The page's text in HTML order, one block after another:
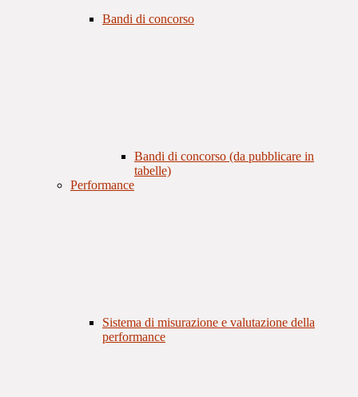
Bandi di concorso
Bandi di concorso (da pubblicare in
tabelle)
Performance
Sistema di misurazione e valutazione della
performance